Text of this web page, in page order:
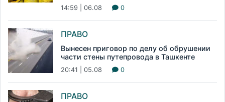
14:59 | 06.08 0
ПРАВО
Вынесен приговор по делу об обрушении
части стены путепровода в Ташкенте
20:41 | 05.08 0
ПРАВО